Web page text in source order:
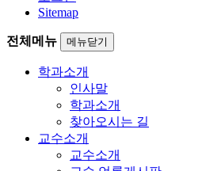
Sitemap
전체메뉴 메뉴닫기
학과소개
인사말
학과소개
찾아오시는 길
교수소개
교수소개